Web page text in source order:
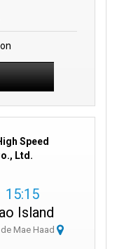
Speed
Ltd.
15:15
Island
Mae Haad